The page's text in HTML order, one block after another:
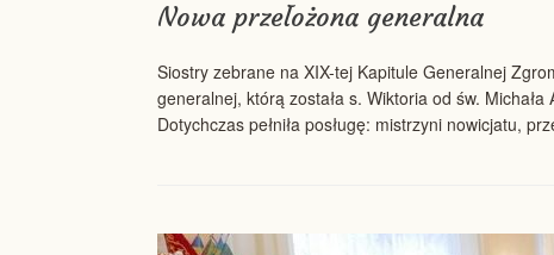
Nowa przełożona generalna
Siostry zebrane na XIX-tej Kapitule Generalnej
generalnej, którą została s. Wiktoria od św.
Dotychczas pełniła posługę: mistrzyni nowicjatu,